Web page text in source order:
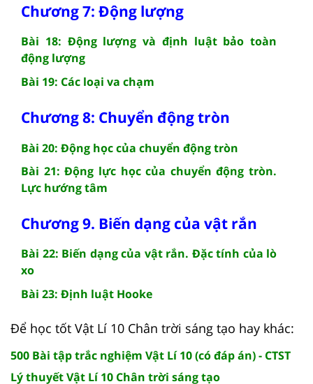
Chương 7: Động lượng
Bài 18: Động lượng và định luật bảo toàn
động lượng
Bài 19: Các loại va chạm
Chương 8: Chuyển động tròn
Bài 20: Động học của chuyển động tròn
Bài 21: Động lực học của chuyển động tròn.
Lực hướng tâm
Chương 9. Biến dạng của vật rắn
Bài 22: Biến dạng của vật rắn. Đặc tính của lò
xo
Bài 23: Định luật Hooke
Để học tốt Vật Lí 10 Chân trời sáng tạo hay khác:
500 Bài tập trắc nghiệm Vật Lí 10 (có đáp án) - CTST
Lý thuyết Vật Lí 10 Chân trời sáng tạo